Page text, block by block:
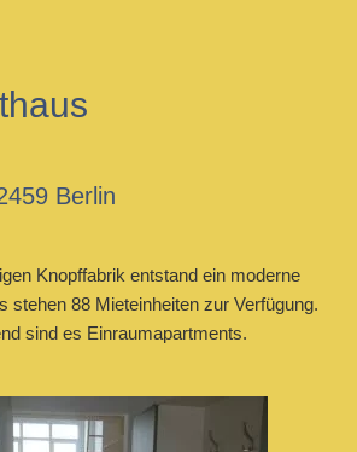
Berlin
Knopffabrik entstand ein moderne
stehen 88 Mieteinheiten zur Verfügung.
sind es Einraumapartments.